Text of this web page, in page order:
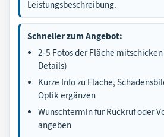
Leistungsbeschreibung.
Schneller zum Angebot:
2-5 Fotos der Fläche
Details)
Kurze Info zu Fläche,
Optik ergänzen
Wunschtermin für Rückruf oder
angeben